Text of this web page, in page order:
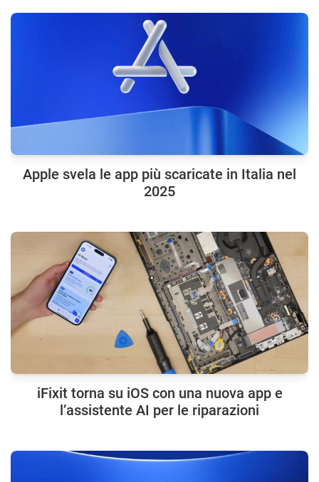
Apple svela le app più scaricate in Italia nel
2025
iFixit torna su iOS con una nuova app e
l’assistente AI per le riparazioni